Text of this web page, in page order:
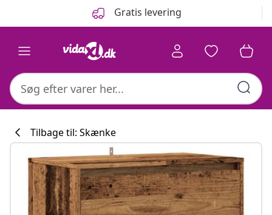
Gratis levering
Tilbage til: Skænke